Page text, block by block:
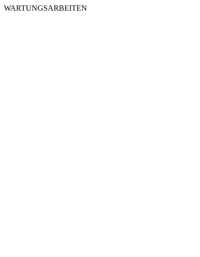
WARTUNGSARBEITEN